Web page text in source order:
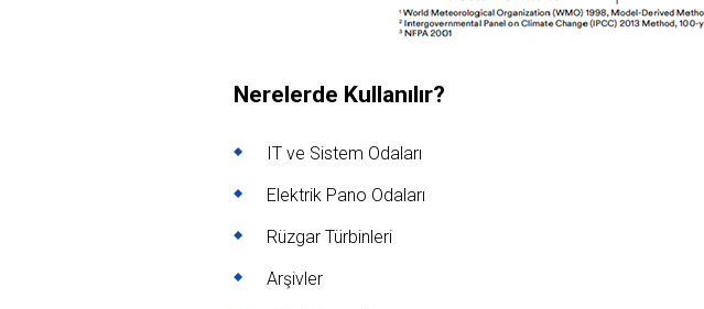
Nerelerde Kullanılır?
IT ve Sistem Odaları
Elektrik Pano Odaları
Rüzgar Türbinleri
Arşivler